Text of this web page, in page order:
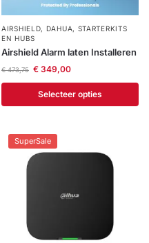
AIRSHIELD, DAHUA, STARTERKITS
EN HUBS
Airshield Alarm laten Installeren
€473,75 €349,00
Selecteer opties
SuperSale